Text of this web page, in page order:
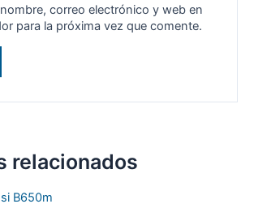
correo electrónico y web en
para la próxima vez que comente.
relacionados